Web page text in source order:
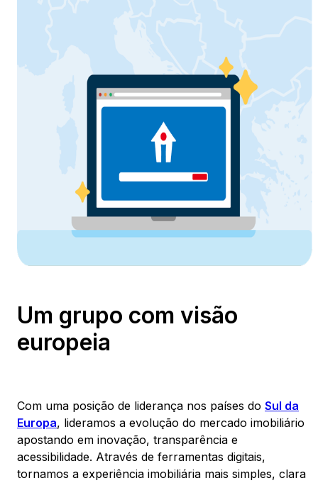
Um grupo com visão
europeia
Com uma posição de liderança nos países do Sul da
Europa, lideramos a evolução do mercado imobiliário
apostando em inovação, transparência e
acessibilidade. Através de ferramentas digitais,
tornamos a experiência imobiliária mais simples, clara